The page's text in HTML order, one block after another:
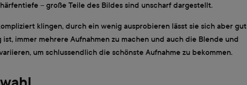
– große Teile des Bildes sind unscharf dargestellt.
klingen, durch ein wenig ausprobieren lässt sie sich aber gut
ist, immer mehrere Aufnahmen zu machen und auch die Blende und
um schlussendlich die schönste Aufnahme zu bekommen.